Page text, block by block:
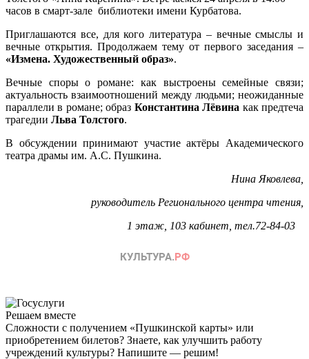
часов в смарт-зале библиотеки имени Курбатова.
Приглашаются все, для кого литература – вечные смыслы и
вечные открытия. Продолжаем тему от первого заседания –
«Измена. Художественный образ».
Вечные споры о романе: как выстроены семейные связи;
актуальность взаимоотношений между людьми; неожиданные
параллели в романе; образ Константина Лёвина как предтеча
трагедии Льва Толстого.
В обсуждении принимают участие актёры Академического
театра драмы им. А.С. Пушкина.
Нина Яковлева,
руководитель Регионального центра чтения,
1 этаж, 103 кабинет, тел.72-84-03
Решаем вместе
Сложности с получением «Пушкинской карты» или
приобретением билетов? Знаете, как улучшить работу
учреждений культуры? Напишите — решим!